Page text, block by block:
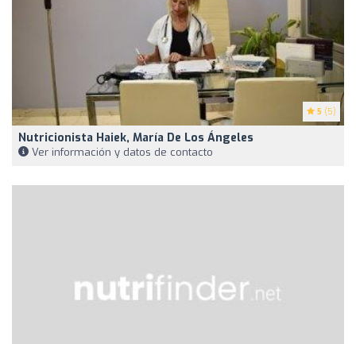
5 (5)
Nutricionista Haiek, María De Los Ángeles
Ver información y datos de contacto